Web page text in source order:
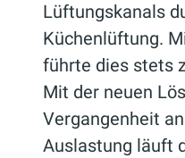
Lüftungskanals
Küchenlüftung.
führte dies stets
Mit der neuen
Vergangenheit
Auslastung läuft